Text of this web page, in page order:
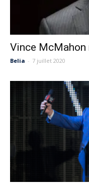
Vince McMahon
Belia - 7 juillet 2020